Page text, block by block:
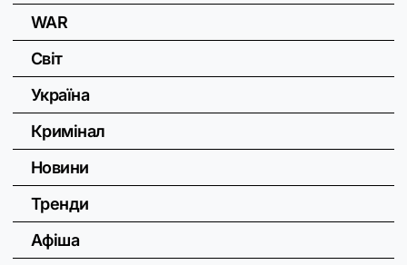
WAR
Світ
Україна
Кримінал
Новини
Тренди
Афіша